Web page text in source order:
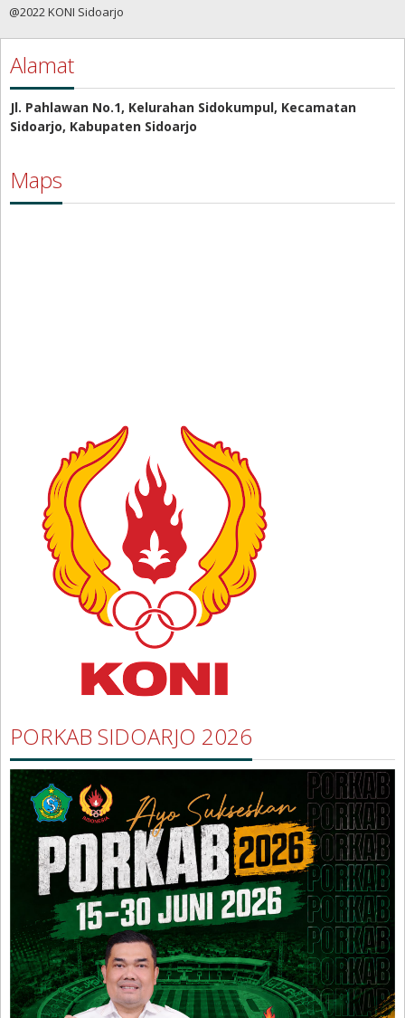
@2022 KONI Sidoarjo
Alamat
Jl. Pahlawan No.1, Kelurahan Sidokumpul, Kecamatan
Sidoarjo, Kabupaten Sidoarjo
Maps
PORKAB SIDOARJO 2026